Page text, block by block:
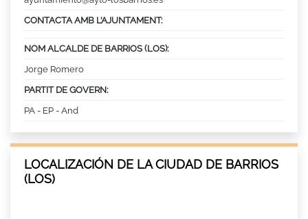
CONTACTA AMB L’AJUNTAMENT:
NOM ALCALDE DE BARRIOS (LOS):
Jorge Romero
PARTIT DE GOVERN:
PA - EP - And
LOCALIZACIÓN DE LA CIUDAD DE BARRIOS
(LOS)